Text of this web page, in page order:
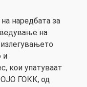
наредбата за
на
и
кои упатуваат
ОЈО ГОКК, од